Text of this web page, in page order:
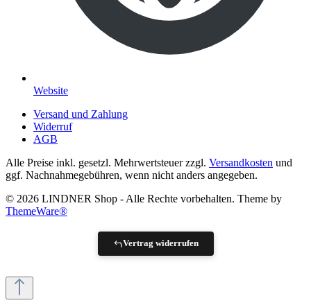
Website
Versand und Zahlung
Widerruf
AGB
Alle Preise inkl. gesetzl. Mehrwertsteuer zzgl. Versandkosten und
ggf. Nachnahmegebühren, wenn nicht anders angegeben.
© 2026 LINDNER Shop - Alle Rechte vorbehalten. Theme by
ThemeWare®
Vertrag widerrufen